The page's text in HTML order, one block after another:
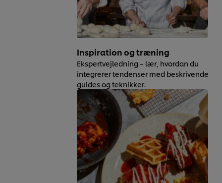
Inspiration og træning
Ekspertvejledning – lær, hvordan du
integrerer tendenser med beskrivende
guides og teknikker.